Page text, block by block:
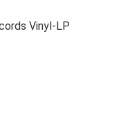
Vinyl-LP